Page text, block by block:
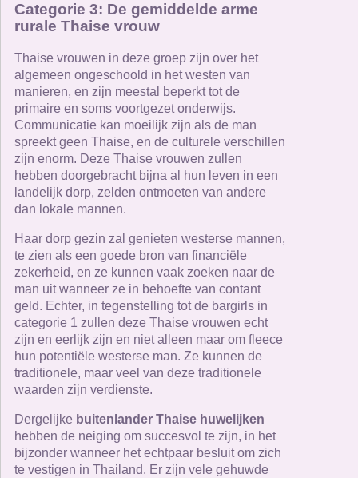
Categorie 3: De gemiddelde arme
rurale Thaise vrouw
Thaise vrouwen in deze groep zijn over het
algemeen ongeschoold in het westen van
manieren, en zijn meestal beperkt tot de
primaire en soms voortgezet onderwijs.
Communicatie kan moeilijk zijn als de man
spreekt geen Thaise, en de culturele verschillen
zijn enorm. Deze Thaise vrouwen zullen
hebben doorgebracht bijna al hun leven in een
landelijk dorp, zelden ontmoeten van andere
dan lokale mannen.
Haar dorp gezin zal genieten westerse mannen,
te zien als een goede bron van financiële
zekerheid, en ze kunnen vaak zoeken naar de
man uit wanneer ze in behoefte van contant
geld. Echter, in tegenstelling tot de bargirls in
categorie 1 zullen deze Thaise vrouwen echt
zijn en eerlijk zijn en niet alleen maar om fleece
hun potentiële westerse man. Ze kunnen de
traditionele, maar veel van deze traditionele
waarden zijn verdienste.
Dergelijke buitenlander Thaise huwelijken
hebben de neiging om succesvol te zijn, in het
bijzonder wanneer het echtpaar besluit om zich
te vestigen in Thailand. Er zijn vele gehuwde